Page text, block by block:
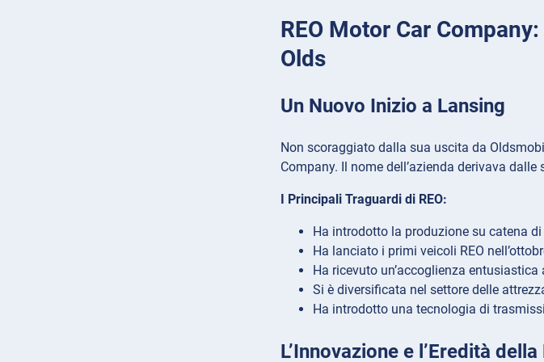
REO Motor Car
Olds
Un Nuovo Inizio a Lansing
Non scoraggiato dalla sua uscita da
Company. Il nome dell’azienda derivava dalle
I Principali Traguardi di REO:
Ha introdotto la produzione su catena
Ha lanciato i primi veicoli REO
Ha ricevuto un’accoglienza
Si è diversificata nel settore delle
Ha introdotto una tecnologia di
L’Innovazione e l’Eredità